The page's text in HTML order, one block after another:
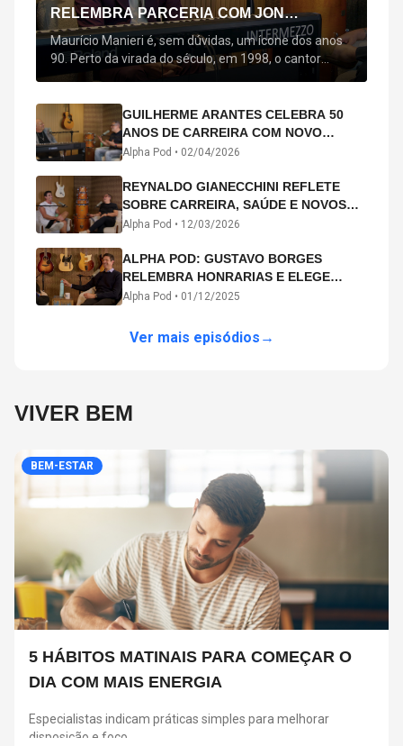
RELEMBRA PARCERIA COM JON
SECADA, ORIGEM DE "BEM QUERER" E
MAIS
Maurício Manieri é, sem dúvidas, um ícone dos anos
90. Perto da virada do século, em 1998, o cantor
estreou oficialmente com o seu primeiro disco, "A
acompanham até hoje, quase trinta anos mais tarde:
"Bem Querer" e "Minha Menina". Em 2026, o astro
segue com o […]
GUILHERME ARANTES CELEBRA 50
ANOS DE CARREIRA COM NOVO
ÁLBUM INTERDIMENSIONAL E TURNÊ
Alpha Pod • 02/04/2026
REYNALDO GIANECCHINI REFLETE
SOBRE CARREIRA, SAÚDE E NOVOS
CAMINHOS ARTÍSTICOS NO ALPHA
Alpha Pod • 12/03/2026
ALPHA POD: GUSTAVO BORGES
RELEMBRA HONRARIAS E ELEGE
MICHAEL PHELPS O MAIOR ATLETA DA
Alpha Pod • 01/12/2025
Ver mais episódios →
VIVER BEM
BEM-ESTAR
5 HÁBITOS MATINAIS PARA COMEÇAR O
DIA COM MAIS ENERGIA
Especialistas indicam práticas simples para melhorar
disposição e foco